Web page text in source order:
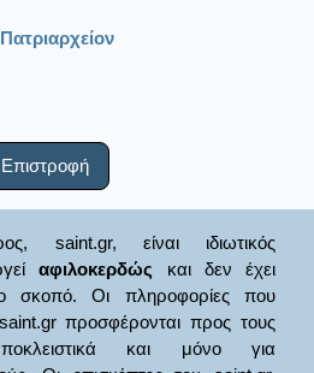
Επιστροφή
saint.gr, είναι ιδιωτικός
αφιλοκερδώς και δεν έχει
σκοπό. Οι πληροφορίες που
προσφέρονται προς τους
και μόνο για